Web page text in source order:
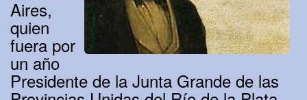
Aires,
quien
fuera por
un año
Presidente de la Junta Grande de las